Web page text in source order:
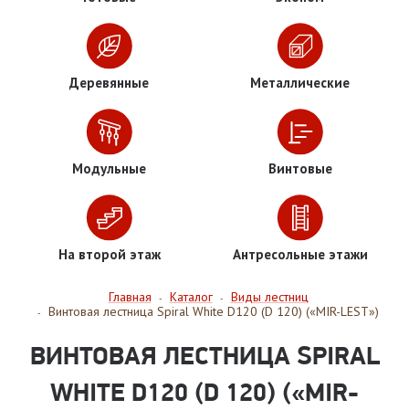
Деревянные Металлические
Модульные Винтовые
На второй этаж Антресольные этажи
Главная - Каталог - Виды лестниц
- Винтовая лестница Spiral White D120 (D 120) («MIR-LEST»)
ВИНТОВАЯ ЛЕСТНИЦА SPIRAL
WHITE D120 (D 120) («MIR-